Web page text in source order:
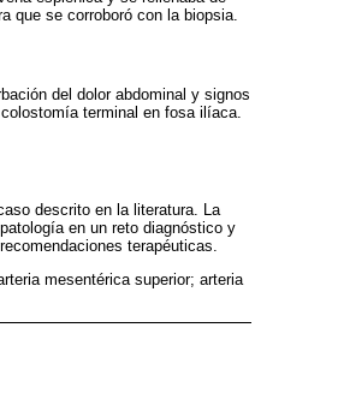
que se corroboró con la biopsia.
del dolor abdominal y signos
terminal en fosa ilíaca.
descrito en la literatura. La
en un reto diagnóstico y
terapéuticas.
mesentérica superior; arteria